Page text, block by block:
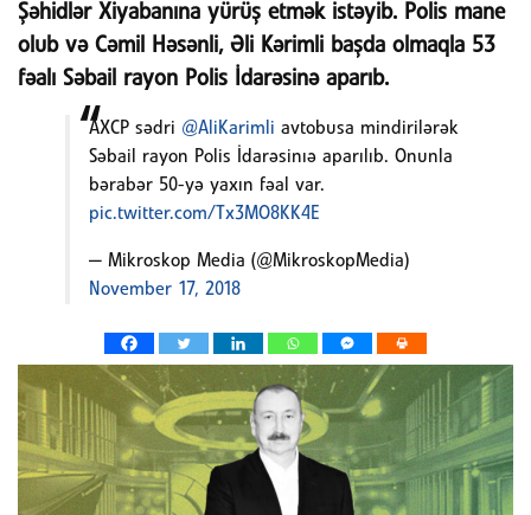
Şəhidlər Xiyabanına yürüş etmək istəyib. Polis mane
olub və Cəmil Həsənli, Əli Kərimli başda olmaqla 53
fəalı Səbail rayon Polis İdarəsinə aparıb.
AXCP sədri @AliKarimli avtobusa mindirilərək
Səbail rayon Polis İdarəsinıə aparılıb. Onunla
bərabər 50-yə yaxın fəal var.
pic.twitter.com/Tx3MO8KK4E
— Mikroskop Media (@MikroskopMedia)
November 17, 2018